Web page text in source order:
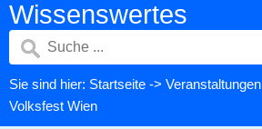
Wissenswertes
Sie sind hier: Startseite -> Veranstaltungen
Volksfest Wien